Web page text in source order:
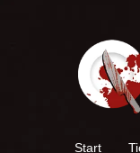
Start